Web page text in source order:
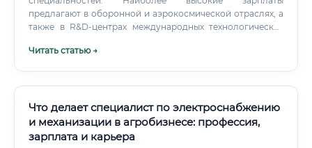
периода Развитие дата-центров и серверных ферм
Расширение производства в рамках программы
предлагают в оборонной и аэрокосмической отраслях, а
также в R&D-центрах международных технологических
оборудования из-за высоких требований к надежности и
Читать статью →
Что делает специалист по электроснабжению
и механизации в агробизнесе: профессия,
зарплата и карьера